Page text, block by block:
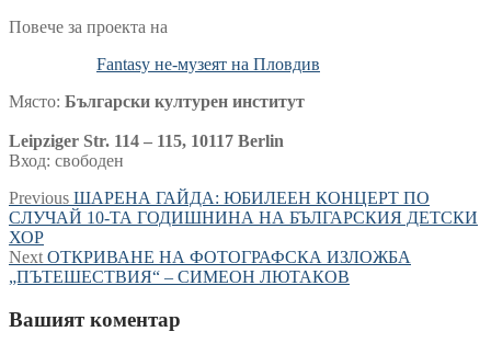
Повече за проекта на
Fantasy не-музеят на Пловдив
Място: Български културен институт
Leipziger Str. 114 – 115, 10117 Berlin
Вход: свободен
Навигация
Previous Previous
post:
ШАРЕНА ГАЙДА: ЮБИЛЕЕН КОНЦЕРТ ПО
СЛУЧАЙ 10-ТА ГОДИШНИНА НА БЪЛГАРСКИЯ ДЕТСКИ
ХОР
Next Next
post:
ОТКРИВАНЕ НА ФОТОГРАФСКА ИЗЛОЖБА
„ПЪТЕШЕСТВИЯ“ – СИМЕОН ЛЮТАКОВ
Вашият коментар